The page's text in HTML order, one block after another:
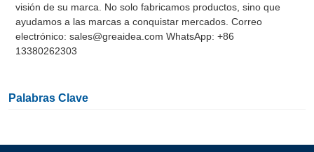
visión de su marca. No solo fabricamos productos, sino que
ayudamos a las marcas a conquistar mercados. Correo
electrónico: sales@greaidea.com WhatsApp: +86
13380262303
Palabras Clave